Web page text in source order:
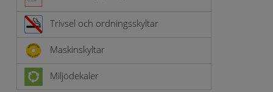
Trivsel och ordningsskyltar
Maskinskyltar
Miljödekaler